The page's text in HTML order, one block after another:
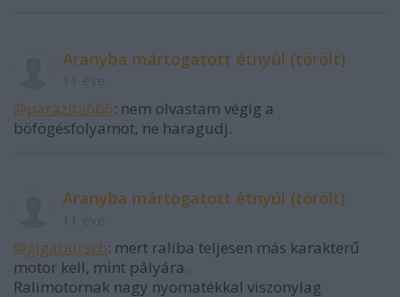
Aranyba mártogatott étnyúl (törölt)
@parazita666: nem olvastam végig a
böfögésfolyamot, ne haragudj.
Aranyba mártogatott étnyúl (törölt)
@gigabursch: mert raliba teljesen más karakterű
motor kell, mint pályára.
Ralimotornak nagy nyomatékkal viszonylag